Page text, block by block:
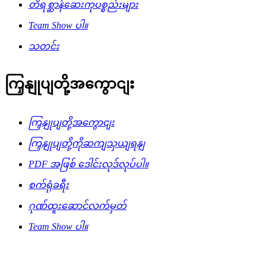
တိရစ္ဆာန်ဆေးကုပစ္စည်းများ
Team Show ပါ။
သတင်း
ကြှနျုပျတို့အကွောငျး
ကြှနျုပျတို့အကွောငျး
ကြှနျုပျတို့ကိုဆကျသှယျရနျ
PDF အဖြစ် ဒေါင်းလုဒ်လုပ်ပါ။
စက်ရုံခရီး
ဂုဏ်ထူးဆောင်လက်မှတ်
Team Show ပါ။